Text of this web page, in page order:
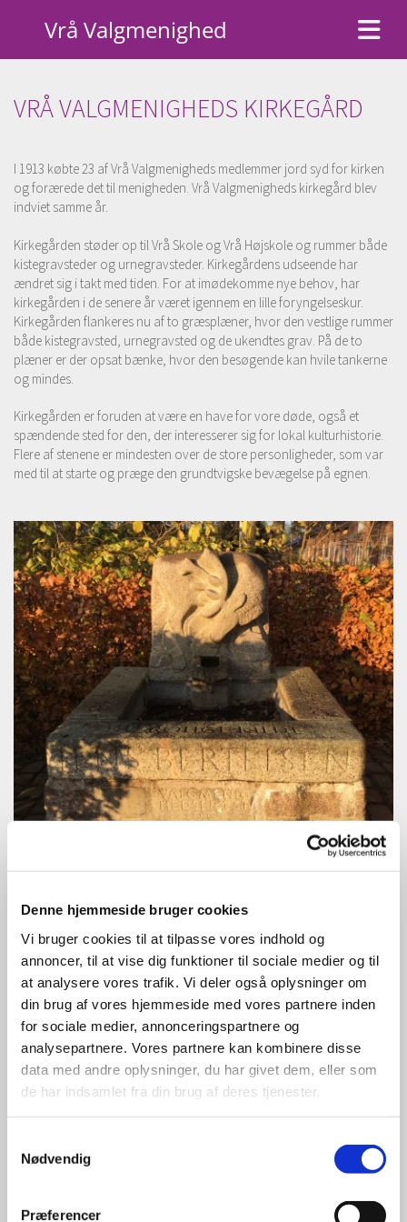
Denne hjemmeside bruger cookies
Vi bruger cookies til at tilpasse vores indhold og
annoncer, til at vise dig funktioner til sociale medier og til
at analysere vores trafik. Vi deler også oplysninger om
din brug af vores hjemmeside med vores partnere inden
for sociale medier, annonceringspartnere og
analysepartnere. Vores partnere kan kombinere disse
data med andre oplysninger, du har givet dem, eller som
de har indsamlet fra din brug af deres tjenester.
Nødvendig
Præferencer
Vrå Valgmenighed
VRÅ VALGMENIGHEDS KIRKEGÅRD
I 1913 købte 23 af Vrå Valgmenigheds medlemmer jord syd for kirken
og forærede det til menigheden. Vrå Valgmenigheds kirkegård blev
indviet samme år.
Kirkegården støder op til Vrå Skole og Vrå Højskole og rummer både
kistegravsteder og urnegravsteder. Kirkegårdens udseende har
ændret sig i takt med tiden. For at imødekomme nye behov, har
kirkegården i de senere år været igennem en lille foryngelseskur.
Kirkegården flankeres nu af to græsplæner, hvor den vestlige rummer
både kistegravsted, urnegravsted og de ukendtes grav. På de to
plæner er der opsat bænke, hvor den besøgende kan hvile tankerne
og mindes.
Kirkegården er foruden at være en have for vore døde, også et
spændende sted for den, der interesserer sig for lokal kulturhistorie.
Flere af stenene er mindesten over de store personligheder, som var
med til at starte og præge den grundtvigske bevægelse på egnen.